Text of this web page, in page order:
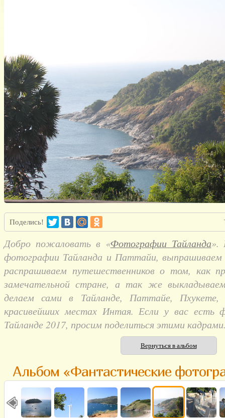
Поделись!
Добро пожаловать в «Фотографии Тайланда».
фотографии Тайланда и Паттайи, выпрашиваем
распрашиваем путешественников о том, как
замечательной стране, а так же
делаем сами в Тайланде, Паттайе,
красивейших местах Интая. Если у вас есть
Тайланде 2017, просим поделиться этими
Вернуться в альбом
Альбом «Фантастические